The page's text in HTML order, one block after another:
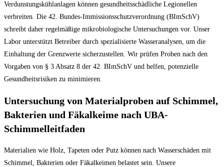
Verdunstungskühlanlagen können gesundheitsschädliche Legionellen
verbreiten. Die 42. Bundes-Immissionsschutzverordnung (BImSchV)
schreibt daher regelmäßige mikrobiologische Untersuchungen vor. Unser
Labor unterstützt Betreiber durch spezialisierte Wasseranalysen, um die
Einhaltung der Grenzwerte sicherzustellen. Wir prüfen Proben nach den
Vorgaben von § 3 Absatz 8 der 42. BImSchV und helfen, potenzielle
Gesundheitsrisiken zu minimieren.
Untersuchung von Materialproben auf Schimmel,
Bakterien und Fäkalkeime nach UBA-
Schimmelleitfaden
Materialien wie Holz, Tapeten oder Putz können nach Wasserschäden mit
Schimmel, Bakterien oder Fäkalkeimen belastet sein. Unsere